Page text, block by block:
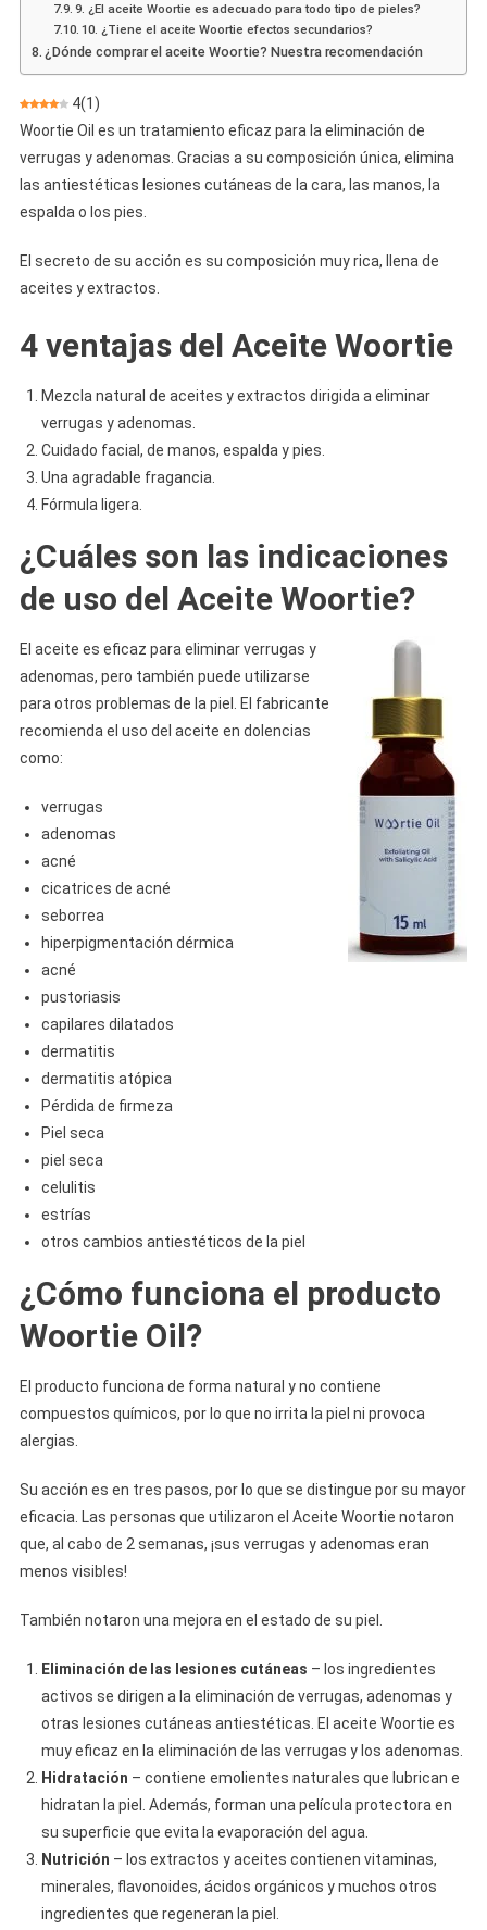
9. ¿El aceite Woortie es adecuado para todo tipo de pieles?
10. ¿Tiene el aceite Woortie efectos secundarios?
¿Dónde comprar el aceite Woortie? Nuestra recomendación
4(1 )
Woortie Oil es un tratamiento eficaz para la eliminación de
verrugas y adenomas. Gracias a su composición única, elimina
las antiestéticas lesiones cutáneas de la cara, las manos, la
espalda o los pies.
El secreto de su acción es su composición muy rica, llena de
aceites y extractos.
4 ventajas del Aceite Woortie
Mezcla natural de aceites y extractos dirigida a eliminar
verrugas y adenomas.
Cuidado facial, de manos, espalda y pies.
Una agradable fragancia.
Fórmula ligera.
¿Cuáles son las indicaciones
de uso del Aceite Woortie?
El aceite es eficaz para eliminar verrugas y
adenomas, pero también puede utilizarse
para otros problemas de la piel. El fabricante
recomienda el uso del aceite en dolencias
como:
verrugas
adenomas
acné
cicatrices de acné
seborrea
hiperpigmentación dérmica
acné
pustoriasis
capilares dilatados
dermatitis
dermatitis atópica
Pérdida de firmeza
Piel seca
piel seca
celulitis
estrías
otros cambios antiestéticos de la piel
¿Cómo funciona el producto
Woortie Oil?
El producto funciona de forma natural y no contiene
compuestos químicos, por lo que no irrita la piel ni provoca
alergias.
Su acción es en tres pasos, por lo que se distingue por su mayor
eficacia. Las personas que utilizaron el Aceite Woortie notaron
que, al cabo de 2 semanas, ¡sus verrugas y adenomas eran
menos visibles!
También notaron una mejora en el estado de su piel.
Eliminación de las lesiones cutáneas – los ingredientes
activos se dirigen a la eliminación de verrugas, adenomas y
otras lesiones cutáneas antiestéticas. El aceite Woortie es
muy eficaz en la eliminación de las verrugas y los adenomas.
Hidratación – contiene emolientes naturales que lubrican e
hidratan la piel. Además, forman una película protectora en
su superficie que evita la evaporación del agua.
Nutrición – los extractos y aceites contienen vitaminas,
minerales, flavonoides, ácidos orgánicos y muchos otros
ingredientes que regeneran la piel.